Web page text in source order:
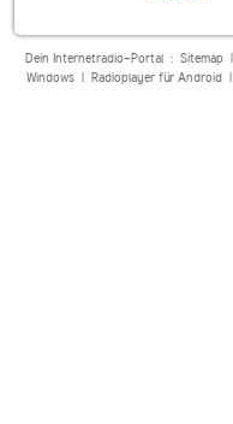
Dein Internetradio-Portal : Sitemap|
Windows| Radioplayer für Android|